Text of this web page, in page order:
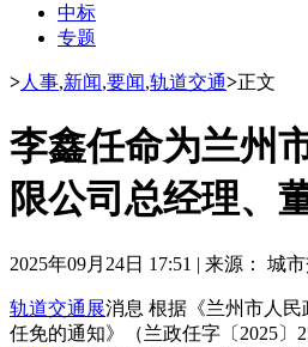
中标
专题
>人事,新闻,要闻,轨道交通>正文
李鑫任命为兰州
限公司总经理、
2025年09月24日 17:51 | 来源： 城市
轨道交通展消息 根据《兰州市人
任免的通知》（兰政任字〔2025〕